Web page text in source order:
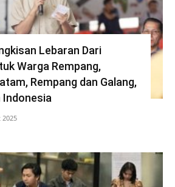
Lebaran Dari
Warga Rempang,
Rempang dan Galang,
Indonesia
2025